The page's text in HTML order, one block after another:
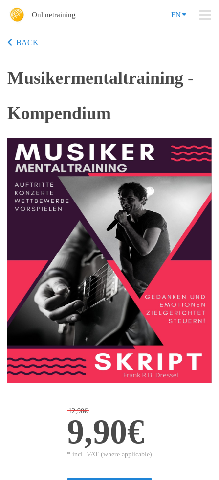
Onlinetraining EN
BACK
Musikermentaltraining -
Kompendium
12,90€
9,90€
* incl. VAT (where applicable)